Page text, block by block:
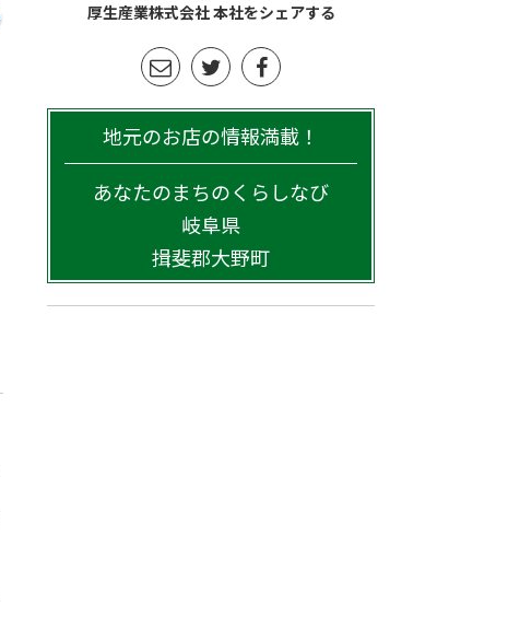
厚生産業株式会社 本社をシェアする
地元のお店の情報満載！
あなたのまちのくらしなび
岐阜県
揖斐郡大野町